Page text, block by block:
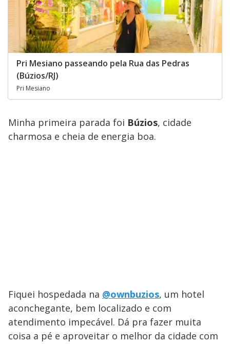
Pri Mesiano passeando pela Rua das Pedras
(Búzios/RJ)
Pri Mesiano
Minha primeira parada foi Búzios, cidade
charmosa e cheia de energia boa.
Fiquei hospedada na @ownbuzios, um hotel
aconchegante, bem localizado e com
atendimento impecável. Dá pra fazer muita
coisa a pé e aproveitar o melhor da cidade com